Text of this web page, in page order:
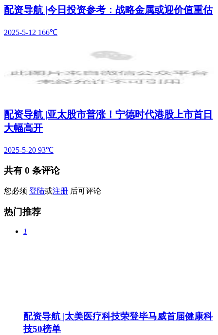
配资导航 |今日投资参考：战略金属或迎价值重估
2025-5-12 166℃
配资导航 |亚太股市普涨！宁德时代港股上市首日
大幅高开
2025-5-20 93℃
共有 0 条评论
您必须 登陆或注册 后可评论
热门推荐
1
配资导航 |太美医疗科技荣登毕马威首届健康科
技50榜单